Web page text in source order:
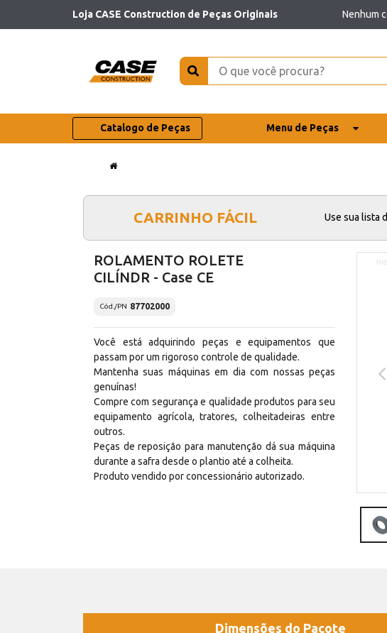
Loja CASE Construction de Peças Originais Nenhum
Catalogo de Peças Menu de Peças
CARRINHO FÁCIL Use sua lista
ROLAMENTO ROLETE
CILÍNDR - Case CE
Cód./PN 87702000
Você está adquirindo peças e equipamentos que
passam por um rigoroso controle de qualidade.
Mantenha suas máquinas em dia com nossas peças
genuínas!
Compre com segurança e qualidade produtos para seu
equipamento agrícola, tratores, colheitadeiras entre
outros.
Peças de reposição para manutenção dá sua máquina
durante a safra desde o plantio até a colheita.
Produto vendido por concessionário autorizado.
Dimensões do Pacote